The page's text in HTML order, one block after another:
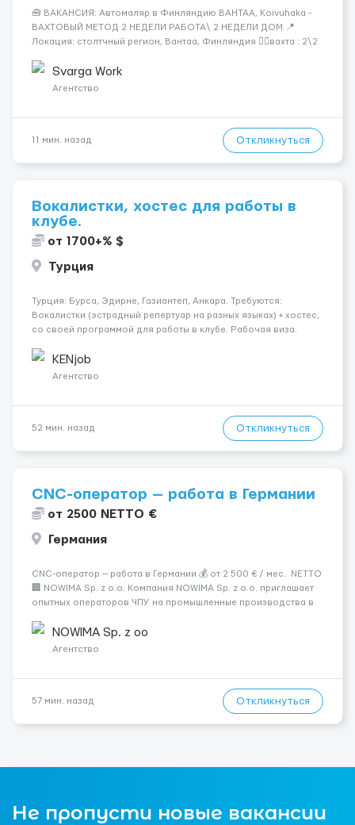
🧰 ВАКАНСИЯ: Автомаляр в Финляндию ВАНТАА, Koivuhaka -
ВАХТОВЫЙ МЕТОД 2 НЕДЕЛИ РАБОТА\ 2 НЕДЕЛИ ДОМ 📍
Локация: столтчный регион, Вантаа, Финляндия 👌🏻вахта : 2\2
час брутто 🏠 Жильё: предоставляется БЕСПЛАТНО 📞
Контакт: +3725672...
Svarga Work
Агентство
11 мин. назад Откликнуться
Вокалистки, хостес для работы в
клубе.
от 1700+% $
Турция
Турция: Бурса, Эдирне, Газиантеп, Анкара. Требуются:
Вокалистки (эстрадный репертуар на разных языках) + хостеc,
со своей программой для работы в клубе. Рабочая виза.
одного до трех месяцев. Мед. страховка. Высокая зарплат...
KENjob
Агентство
52 мин. назад Откликнуться
CNC-оператор — работа в Германии
от 2500 NETTO €
Германия
CNC-оператор — работа в Германии 💰 от 2 500 € / мес. NETTO
🏢 NOWIMA Sp. z o.o. Компания NOWIMA Sp. z o.o. приглашает
опытных операторов ЧПУ на промышленные производства в
Проживание, оформление и билеты — за счёт компани...
NOWIMA Sp. z oo
Агентство
57 мин. назад Откликнуться
Не пропусти новые вакансии